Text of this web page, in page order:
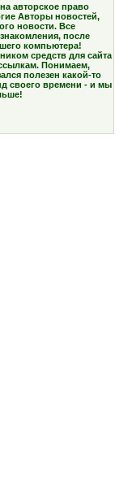
авторское право
Авторы новостей,
новости. Все
после
компьютера!
средств для сайта
Понимаем,
полезен какой-то
своего времени - и мы